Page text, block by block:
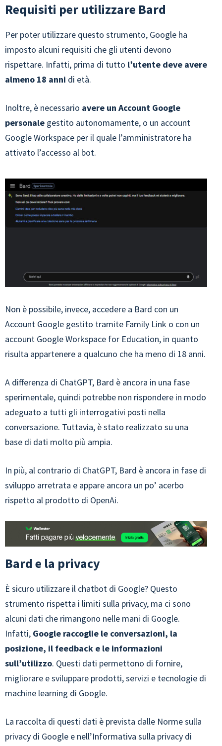
Requisiti per utilizzare Bard
Per poter utilizzare questo strumento, Google ha
imposto alcuni requisiti che gli utenti devono
rispettare. Infatti, prima di tutto l’utente deve avere
almeno 18 anni di età.
Inoltre, è necessario avere un Account Google
personale gestito autonomamente, o un account
Google Workspace per il quale l’amministratore ha
attivato l’accesso al bot.
Non è possibile, invece, accedere a Bard con un
Account Google gestito tramite Family Link o con un
account Google Workspace for Education, in quanto
risulta appartenere a qualcuno che ha meno di 18 anni.
A differenza di ChatGPT, Bard è ancora in una fase
sperimentale, quindi potrebbe non rispondere in modo
adeguato a tutti gli interrogativi posti nella
conversazione. Tuttavia, è stato realizzato su una
base di dati molto più ampia.
In più, al contrario di ChatGPT, Bard è ancora in fase di
sviluppo arretrata e appare ancora un po’ acerbo
rispetto al prodotto di OpenAi.
Bard e la privacy
È sicuro utilizzare il chatbot di Google? Questo
strumento rispetta i limiti sulla privacy, ma ci sono
alcuni dati che rimangono nelle mani di Google.
Infatti, Google raccoglie le conversazioni, la
posizione, il feedback e le informazioni
sull’utilizzo. Questi dati permettono di fornire,
migliorare e sviluppare prodotti, servizi e tecnologie di
machine learning di Google.
La raccolta di questi dati è prevista dalle Norme sulla
privacy di Google e nell’Informativa sulla privacy di